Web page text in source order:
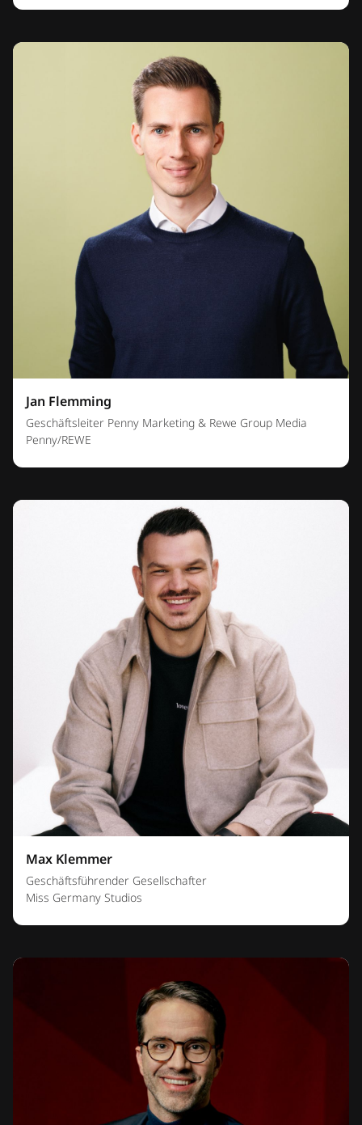
Jan Flemming
Geschäftsleiter Penny Marketing & Rewe Group Media
Penny/REWE
Max Klemmer
Geschäftsführender Gesellschafter
Miss Germany Studios